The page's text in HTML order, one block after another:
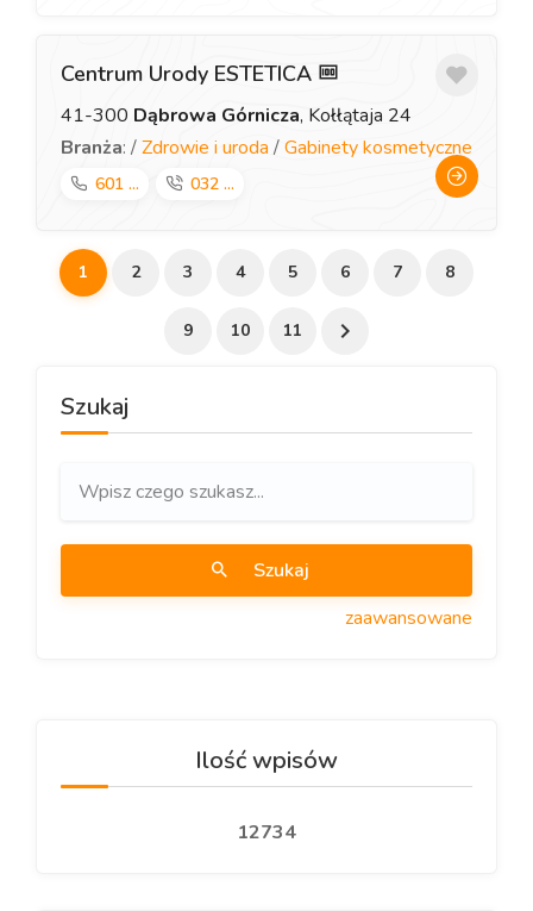
Centrum Urody ESTETICA
41-300 Dąbrowa Górnicza, Kołłątaja 24
Branża: /Zdrowie i uroda /Gabinety kosmetyczne
601 ... 032 ...
1 2 3 4 5 6 7 8
9 10 11
Szukaj
Szukaj
zaawansowane
Ilość wpisów
12734